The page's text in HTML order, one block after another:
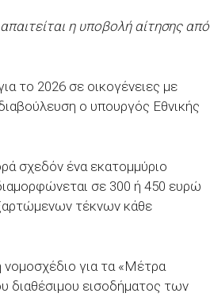
η υποβολή αίτησης από
το 2026 σε οικογένειες με
ο υπουργός Εθνικής
σχεδόν ένα εκατομμύριο
σε 300 ή 450 ευρώ
τέκνων κάθε
για τα «Mέτρα
διαθέσιμου εισοδήματος των